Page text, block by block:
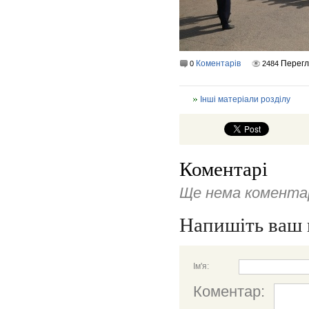
0 Коментарів 2484
Інші матеріали розділу
Коментарі
Ще нема
Напишіть ваш
Ім'я:
Коментар: